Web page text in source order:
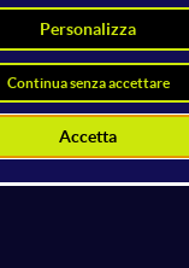
di più in ambito
riferimento
strumenti AI
rapidamente
passo
efficienza di